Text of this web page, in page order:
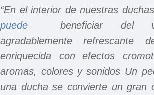
“En el interior de nuestras
puede
beneficiar del
agradablemente refrescante
enriquecida con efectos
aromas, colores y sonidos Un
una ducha se convierte un gran